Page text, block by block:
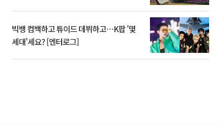
빅뱅 컴백하고 튜이드 데뷔하고⋯K팝 '몇
세대'세요? [엔터로그]